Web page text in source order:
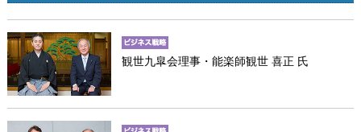
観世九皐会理事・能楽師観世 喜正 氏